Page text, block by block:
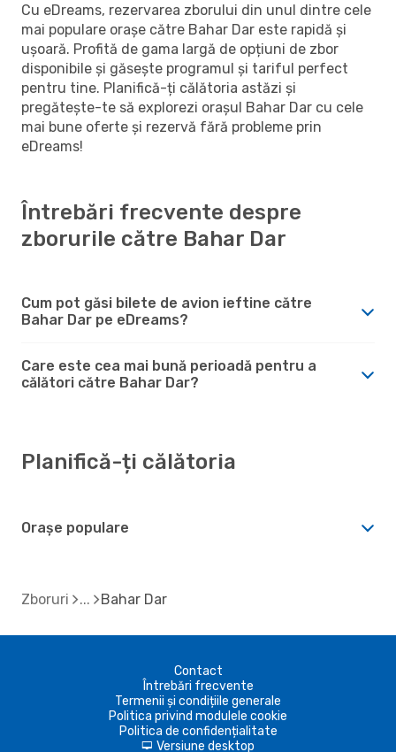
Cu eDreams, rezervarea zborului din unul dintre cele
mai populare orașe către Bahar Dar este rapidă și
ușoară. Profită de gama largă de opțiuni de zbor
disponibile și găsește programul și tariful perfect
pentru tine. Planifică-ți călătoria astăzi și
pregătește-te să explorezi orașul Bahar Dar cu cele
mai bune oferte și rezervă fără probleme prin
eDreams!
Întrebări frecvente despre
zborurile către Bahar Dar
Cum pot găsi bilete de avion ieftine către
Bahar Dar pe eDreams?
Care este cea mai bună perioadă pentru a
călători către Bahar Dar?
Planifică-ți călătoria
Orașe populare
Zboruri Bahar Dar
Contact
Întrebări frecvente
Termenii și condițiile generale
Politica privind modulele cookie
Politica de confidențialitate
d Versiune desktop